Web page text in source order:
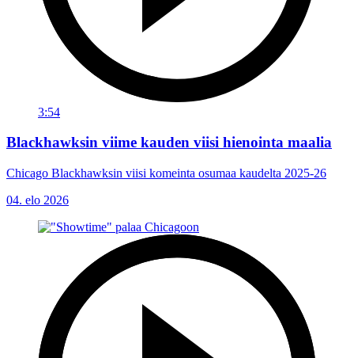
3:54
Blackhawksin viime kauden viisi hienointa maalia
Chicago Blackhawksin viisi komeinta osumaa kaudelta 2025-26
04. elo 2026